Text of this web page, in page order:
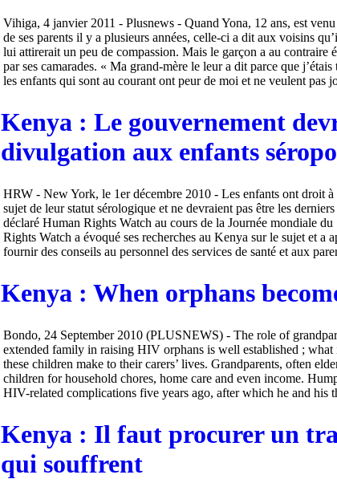
Vihiga, 4 janvier 2011 - Plusnews - Quand Yona, 12 ans, est
de ses parents il y a plusieurs années, celle-ci a dit aux voisins
lui attirerait un peu de compassion. Mais le garçon a au contraire
par ses camarades. « Ma grand-mère le leur a dit parce que
les enfants qui sont au courant ont peur de moi et ne veulent pas
Kenya : Le gouvernement
divulgation aux enfants
HRW - New York, le 1er décembre 2010 - Les enfants ont droit à
sujet de leur statut sérologique et ne devraient pas être les
déclaré Human Rights Watch au cours de la Journée mondiale
Rights Watch a évoqué ses recherches au Kenya sur le sujet et a
fournir des conseils au personnel des services de santé et aux
Kenya : When orphans
Bondo, 24 September 2010 (PLUSNEWS) - The role of
extended family in raising HIV orphans is well established ; what
these children make to their carers’ lives. Grandparents, often
children for household chores, home care and even income.
HIV-related complications five years ago, after which he and his
Kenya : Il faut procurer un
qui souffrent